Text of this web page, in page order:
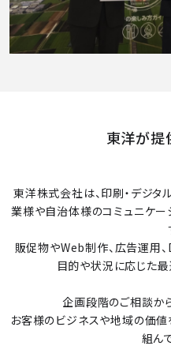
東洋が提
東洋株式会社は、印刷・デジタ
業様や自治体様のコミュニケー
販促物やWeb制作、広告運用、
目的や状況に応じた最
企画段階のご相談から
お客様のビジネスや地域の価
組ん